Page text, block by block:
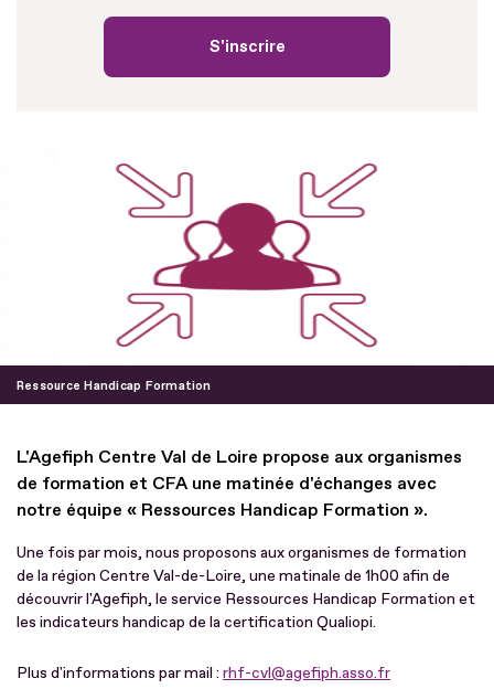
S'inscrire
Ressource Handicap Formation
L'Agefiph Centre Val de Loire propose aux organismes
de formation et CFA une matinée d'échanges avec
notre équipe « Ressources Handicap Formation ».
Une fois par mois, nous proposons aux organismes de formation
de la région Centre Val-de-Loire, une matinale de 1h00 afin de
découvrir l'Agefiph, le service Ressources Handicap Formation et
les indicateurs handicap de la certification Qualiopi.
Plus d'informations par mail : rhf-cvl@agefiph.asso.fr